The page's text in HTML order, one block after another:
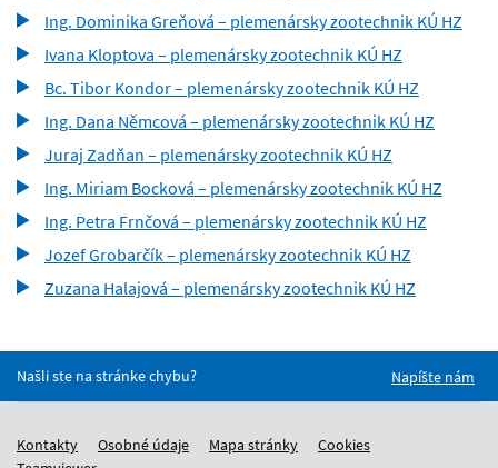
Ing. Dominika Greňová – plemenársky zootechnik KÚ HZ
Ivana Kloptova – plemenársky zootechnik KÚ HZ
Bc. Tibor Kondor – plemenársky zootechnik KÚ HZ
Ing. Dana Němcová – plemenársky zootechnik KÚ HZ
Juraj Zadňan – plemenársky zootechnik KÚ HZ
Ing. Miriam Bocková – plemenársky zootechnik KÚ HZ
Ing. Petra Frnčová – plemenársky zootechnik KÚ HZ
Jozef Grobarčík – plemenársky zootechnik KÚ HZ
Zuzana Halajová – plemenársky zootechnik KÚ HZ
Našli ste na stránke chybu? Napíšte nám
Kontakty Osobné údaje Mapa stránky
Cookies